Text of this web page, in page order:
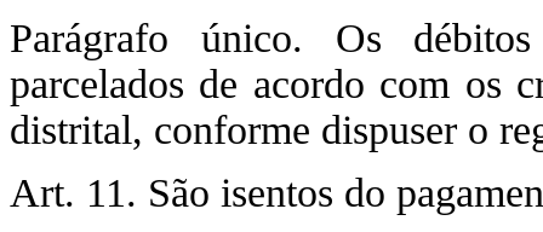
Parágrafo único. Os
parcelados de acordo com os
distrital, conforme dispuser o
Art. 11. São isentos do